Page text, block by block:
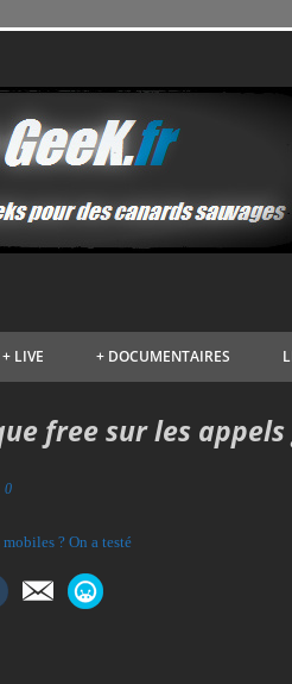
LIVE
+ DOCUMENTAIRES
+
free sur les
0
? On a testé